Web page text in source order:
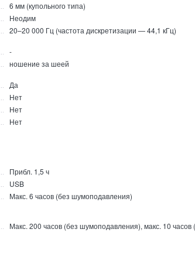
6 мм (купольного типа)
Неодим
20–20 000 Гц (частота дискретизации — 44,1 кГц)
-
ношение за шеей
Да
Нет
Нет
Нет
Прибл. 1,5 ч
USB
Макс. 6 часов (без шумоподавления)
Макс. 200 часов (без шумоподавления), макс. 10